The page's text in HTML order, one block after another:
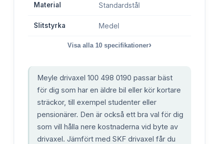
Material Standardstål
Slitstyrka Medel
Visa alla 10 specifikationer›
Meyle drivaxel 100 498 0190 passar bäst
för dig som har en äldre bil eller kör kortare
sträckor, till exempel studenter eller
pensionärer. Den är också ett bra val för dig
som vill hålla nere kostnaderna vid byte av
drivaxel. Jämfört med SKF drivaxel får du